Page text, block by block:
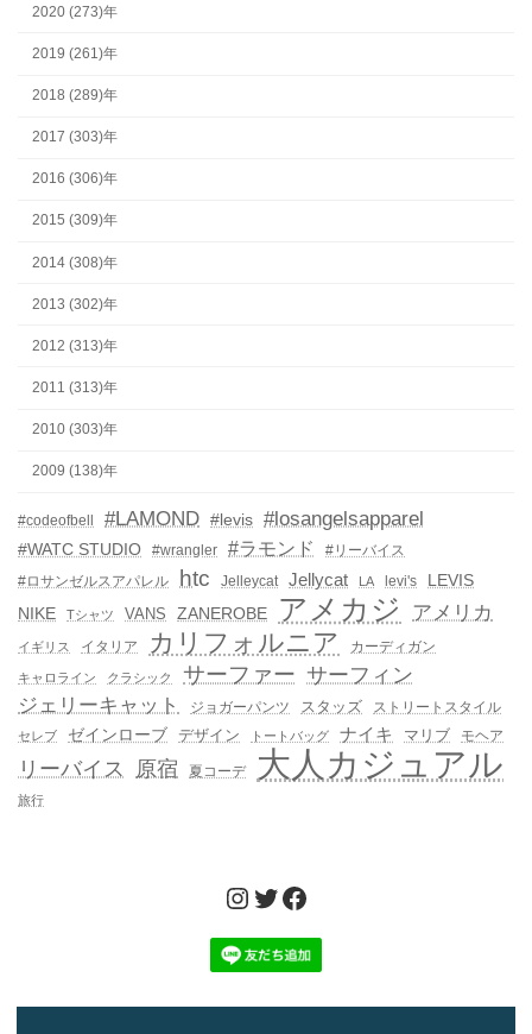
2020 (273)年
2019 (261)年
2018 (289)年
2017 (303)年
2016 (306)年
2015 (309)年
2014 (308)年
2013 (302)年
2012 (313)年
2011 (313)年
2010 (303)年
2009 (138)年
#codeofbell #LAMOND #levis #losangelsapparel
#WATC STUDIO #wrangler #ラモンド
#リーバイス
#ロサンゼルスアパレル
htc Jelleycat Jellycat LA levi's
LEVIS
NIKE
Tシャツ VANS ZANEROBE アメカジ アメリカ
イギリス イタリア カリフォルニア カーディガン
キャロライン クラシック サーファー サーフィン
ジェリーキャット
ジョガーパンツ スタッズ ストリートスタイル
セレブ ゼインローブ デザイン トートバッグ ナイキ マリブ モヘア
リーバイス 原宿 夏コーデ 大人カジュアル
旅行
Instagram
Twitter
Facebook